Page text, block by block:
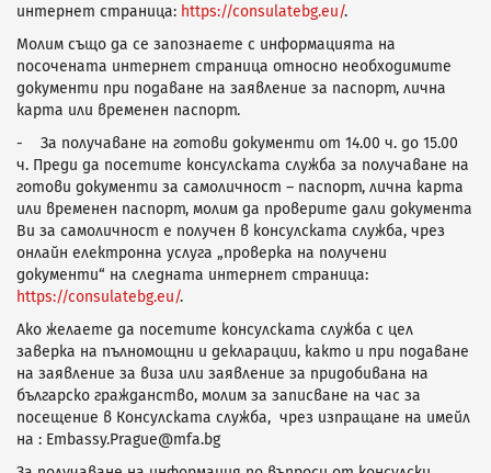
интернет страница: https://consulatebg.eu/.
Молим също да се запознаете с информацията на
посочената интернет страница относно необходимите
документи при подаване на заявление за паспорт, лична
карта или временен паспорт.
- За получаване на готови документи от 14.00 ч. до 15.00
ч. Преди да посетите консулската служба за получаване на
готови документи за самоличност – паспорт, лична карта
или временен паспорт, молим да проверите дали документа
Ви за самоличност е получен в консулската служба, чрез
онлайн електронна услуга „проверка на получени
документи“ на следната интернет страница:
https://consulatebg.eu/.
Ако желаете да посетите консулската служба с цел
заверка на пълномощни и декларации, както и при подаване
на заявление за виза или заявление за придобивана на
българско гражданство, молим за записване на час за
посещение в Консулската служба, чрез изпращане на имейл
на : Embassy.Prague@mfa.bg